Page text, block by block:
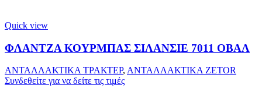
Quick view
ΦΛΑΝΤΖΑ ΚΟΥΡΜΠΑΣ ΣΙΛΑΝΣΙΕ 7011 ΟΒΑΛ
ΑΝΤΑΛΛΑΚΤΙΚΑ ΤΡΑΚΤΕΡ, ΑΝΤΑΛΛΑΚΤΙΚΑ ZETOR
Συνδεθείτε για να δείτε τις τιμές